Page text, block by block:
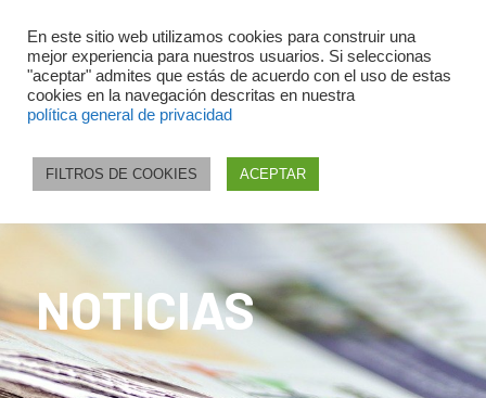
NOTICIAS
En este sitio web utilizamos cookies para construir una
mejor experiencia para nuestros usuarios. Si seleccionas
"aceptar" admites que estás de acuerdo con el uso de estas
cookies en la navegación descritas en nuestra
política general de privacidad
FILTROS DE COOKIES ACEPTAR